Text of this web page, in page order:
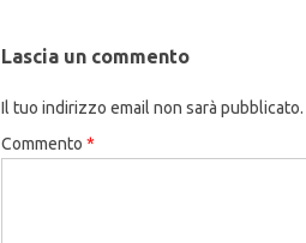
Lascia un commento
Il tuo indirizzo email non sarà pubblicato.
Commento *